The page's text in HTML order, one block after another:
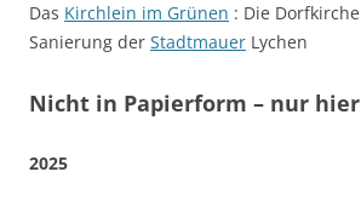
Das Kirchlein im Grünen : Die
Sanierung der Stadtmauer Lychen
Nicht in Papierform – nur hier
2025